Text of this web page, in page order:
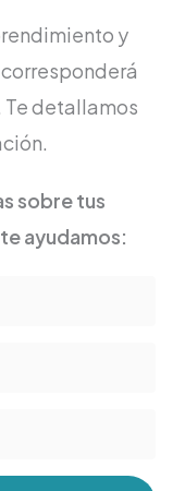
y
detallamos
sobre tus
ayudamos: